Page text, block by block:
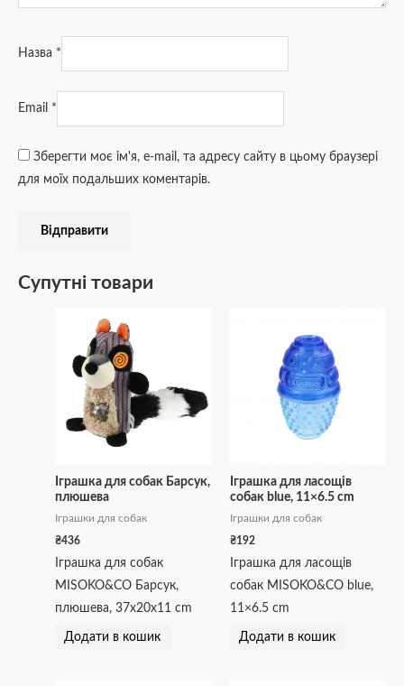
Назва *
Email *
Зберегти моє ім'я, e-mail, та адресу сайту в цьому браузері
для моїх подальших коментарів.
Супутні товари
Іграшка для собак Барсук,
плюшева
Іграшки для собак
₴436
Іграшка для собак
MISOKO&CO Барсук,
плюшева, 37х20х11 cm
Додати в кошик
Іграшка для ласощів
собак blue, 11×6.5 cm
Іграшки для собак
₴192
Іграшка для ласощів
собак MISOKO&CO blue,
11×6.5 cm
Додати в кошик